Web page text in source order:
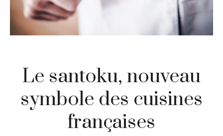
Le santoku, nouveau
symbole des cuisines
françaises